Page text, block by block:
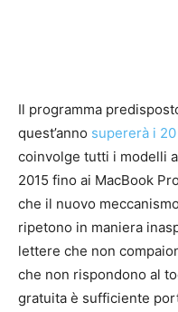
Il programma
quest’anno supererà i
coinvolge tutti i modelli
2015 fino ai MacBook
che il nuovo
ripetono in maniera
lettere che non
che non rispondono al
gratuita è sufficiente